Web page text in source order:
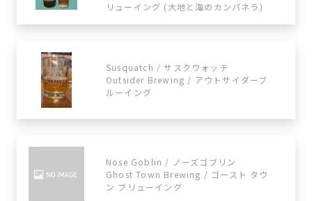
リューイング (大地と海のカンパネラ)
Susquatch / サスクウォッチ
Outsider Brewing / アウトサイダーブ
ルーイング
Nose Goblin / ノーズゴブリン
Ghost Town Brewing / ゴースト タウ
ン ブリューイング